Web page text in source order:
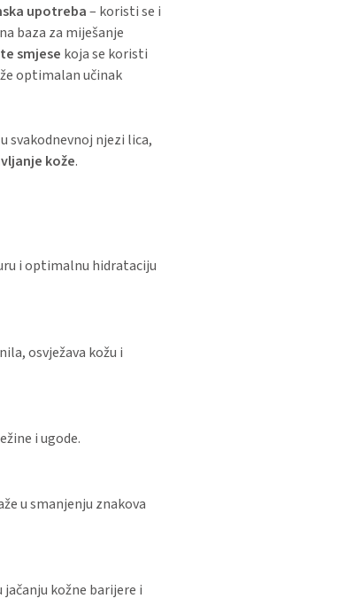
upotreba– koristi se i
baza za miješanje
smjese koja se koristi
optimalan učinak
svakodnevnoj njezi lica,
kože.
i optimalnu hidrataciju
osvježava kožu i
i ugode.
u smanjenju znakova
kožne barijere i